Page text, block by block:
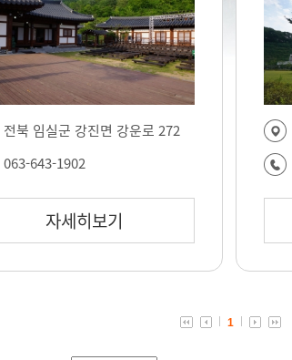
전북 임실군 강진면 강운로 272
063-643-1902
자세히보기
1